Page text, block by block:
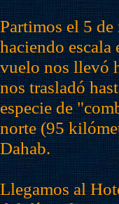
Partimos el 5 de
haciendo
vuelo nos llevó
nos trasladó
especie de
norte (95
Dahab.
Llegamos al